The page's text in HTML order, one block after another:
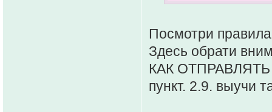
Посмотри
Здесь обрати
КАК
пункт. 2.9. выучи